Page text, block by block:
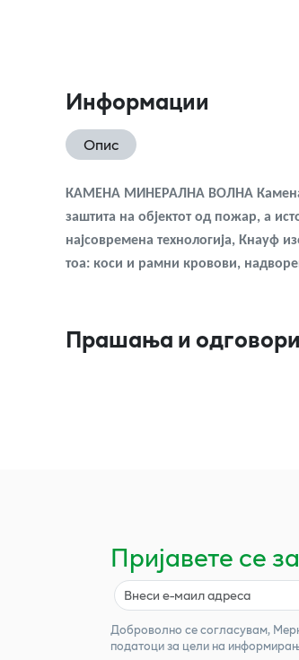
Информации
Опис
КАМЕНА МИНЕРАЛНА ВОЛНА
заштита на објектот од пожар, а
најсовремена технологија, Кнауф
тоа: коси и рамни кровови,
Прашања и одговори
Пријавете се
Доброволно се согласувам,
податоци за цели на